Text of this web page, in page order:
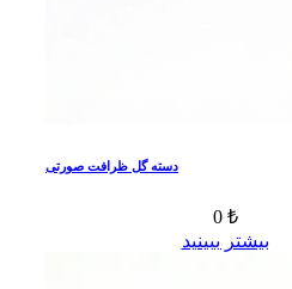
دسته گل ظرافت صورتی
0 ₺
بیشتر ببینید